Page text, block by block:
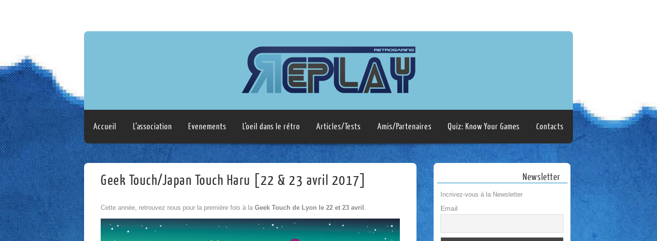
Accueil L’association Evenements L’oeil dans le rétro Articles/Tests Amis/Partenaires Quiz: Know Your Games Contacts
Geek Touch/Japan Touch Haru [22 & 23 avril 2017]
Cette année, retrouvez nous pour la première fois à la Geek Touch de Lyon le 22 et 23 avril .
Newsletter
Incrivez-vous à la Newsletter
Email